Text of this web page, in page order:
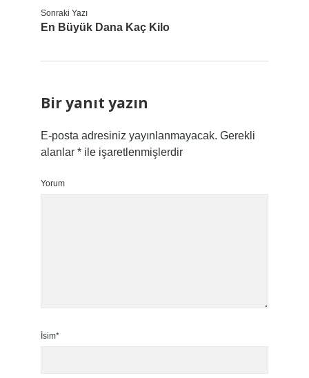
Sonraki Yazı
En Büyük Dana Kaç Kilo
Bir yanıt yazın
E-posta adresiniz yayınlanmayacak. Gerekli
alanlar *ile işaretlenmişlerdir
Yorum
İsim*